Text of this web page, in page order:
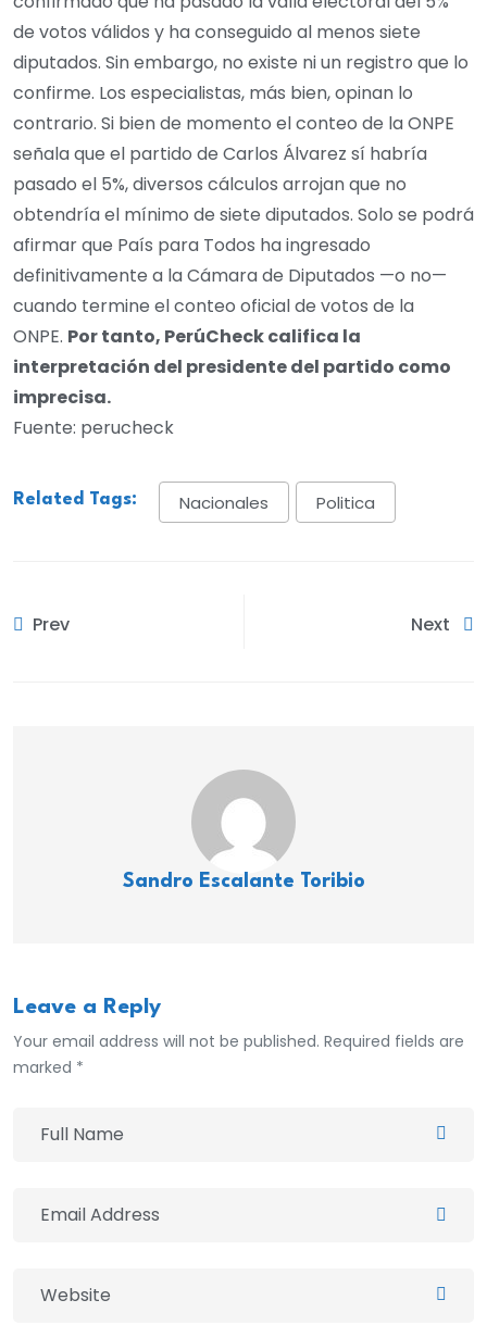
de votos válidos y ha conseguido al menos siete
diputados. Sin embargo, no existe ni un registro que lo
confirme. Los especialistas, más bien, opinan lo
contrario. Si bien de momento el conteo de la ONPE
señala que el partido de Carlos Álvarez sí habría
pasado el 5%, diversos cálculos arrojan que no
obtendría el mínimo de siete diputados. Solo se podrá
afirmar que País para Todos ha ingresado
definitivamente a la Cámara de Diputados —o no—
cuando termine el conteo oficial de votos de la
ONPE. Por tanto, PerúCheck califica la
interpretación del presidente del partido como
imprecisa.
Fuente: perucheck
Related Tags: Nacionales Politica
Prev Next
Sandro Escalante Toribio
Leave a Reply
Your email address will not be published. Required fields are
marked *